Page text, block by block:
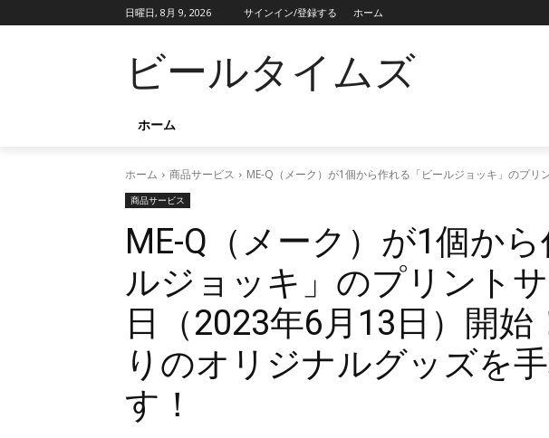
日曜日, 8月 9, 2026 サインイン/登録する ホーム
ビールタイムズ
ホーム
ホーム 商品サービス ME-Q（メーク）が1個から作れる「ビールジョッキ」のプ
商品サービス
ME-Q（メーク）が1個か
ルジョッキ」のプリント
日（2023年6月13日）開始
りのオリジナルグッズを
す！